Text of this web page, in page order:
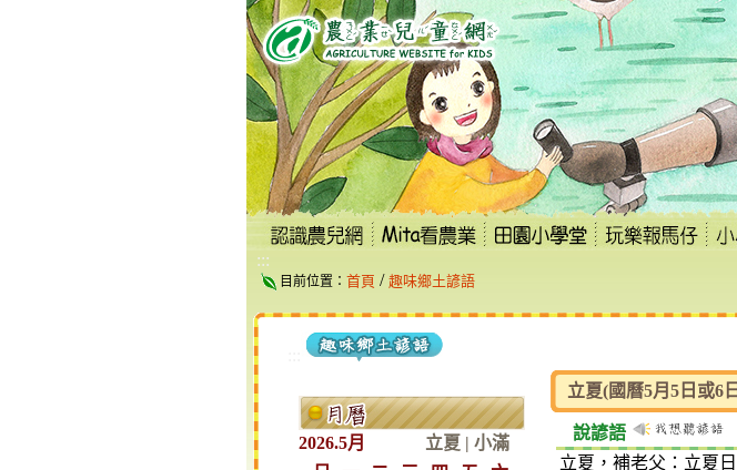
跳
到
主
要
內
容
區
塊
:::
目前位置： 首頁 / 趣味鄉土諺語
2026.5月 立夏 | 小滿
立夏(國曆5月5日或6
說諺語
立夏，補老父：立夏